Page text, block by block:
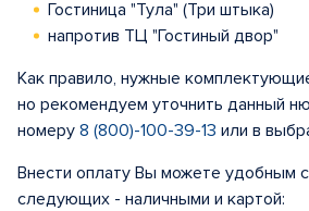
Гостиница "Тула" (Три штыка)
напротив ТЦ "Гостиный двор"
Как правило, нужные
но рекомендуем уточнить данный
номеру 8 (800)-100-39-13 или в
Внести оплату Вы можете удобным
следующих - наличными и картой: